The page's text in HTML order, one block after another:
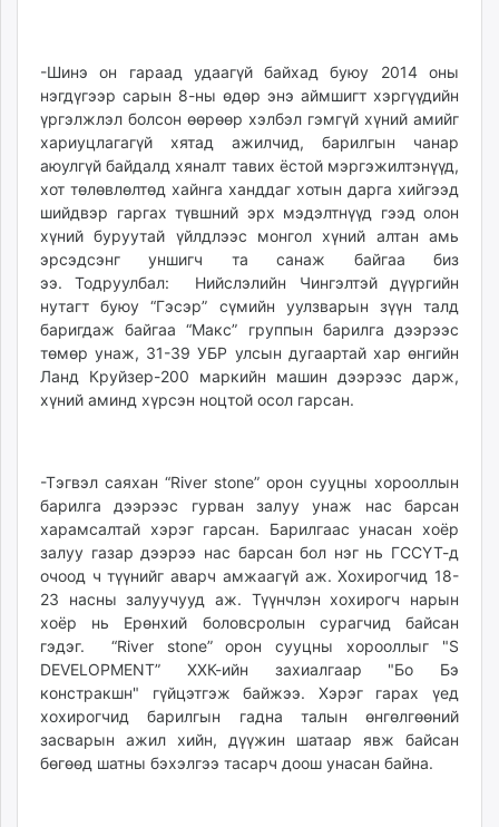
-Шинэ он гараад удаагүй байхад буюу 2014 оны
нэгдүгээр сарын 8-ны өдөр энэ аймшигт хэргүүдийн
үргэлжлэл болсон өөрөөр хэлбэл гэмгүй хүний амийг
хариуцлагагүй хятад ажилчид, барилгын чанар
аюулгүй байдалд хяналт тавих ёстой мэргэжилтэнүүд,
хот төлөвлөлтөд хайнга ханддаг хотын дарга хийгээд
шийдвэр гаргах түвшний эрх мэдэлтнүүд гээд олон
хүний буруутай үйлдлээс монгол хүний алтан амь
эрсэдсэнг уншигч та санаж байгаа биз
ээ. Тодруулбал: Нийслэлийн Чингэлтэй дүүргийн
нутагт буюу “Гэсэр” сүмийн уулзварын зүүн талд
баригдаж байгаа “Макс” группын барилга дээрээс
төмөр унаж, 31-39 УБР улсын дугаартай хар өнгийн
Ланд Круйзер-200 маркийн машин дээрээс дарж,
хүний аминд хүрсэн ноцтой осол гарсан.
-Тэгвэл саяхан “River stone” орон сууцны хорооллын
барилга дээрээс гурван залуу унаж нас барсан
харамсалтай хэрэг гарсан. Барилгаас унасан хоёр
залуу газар дээрээ нас барсан бол нэг нь ГССҮТ-д
очоод ч түүнийг аварч амжаагүй аж. Хохирогчид 18-
23 насны залуучууд аж. Түүнчлэн хохирогч нарын
хоёр нь Ерөнхий боловсролын сурагчид байсан
гэдэг. “River stone” орон сууцны хорооллыг "S
DEVELOPMENT” ХХК-ийн захиалгаар "Бо Бэ
констракшн" гүйцэтгэж байжээ. Хэрэг гарах үед
хохирогчид барилгын гадна талын өнгөлгөөний
засварын ажил хийн, дүүжин шатаар явж байсан
бөгөөд шатны бэхэлгээ тасарч доош унасан байна.